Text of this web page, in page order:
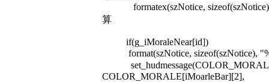
formatex(szNotice, sizeof(szNotice),
算
if(g_iMoraleNear[id])
format(szNotice, sizeof(szNotice),
COLOR_MORALE[iMoarleBar][2], -